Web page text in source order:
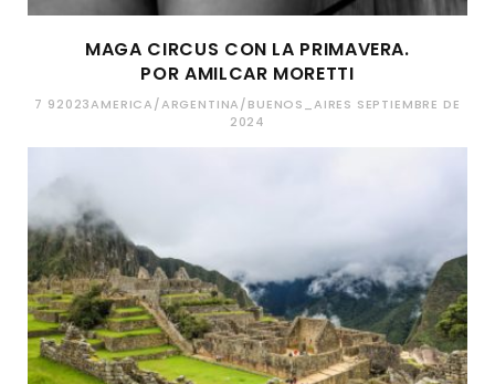
MAGA CIRCUS CON LA PRIMAVERA.
POR AMILCAR MORETTI
7 92023AMERICA/ARGENTINA/BUENOS_AIRES SEPTIEMBRE DE
2024